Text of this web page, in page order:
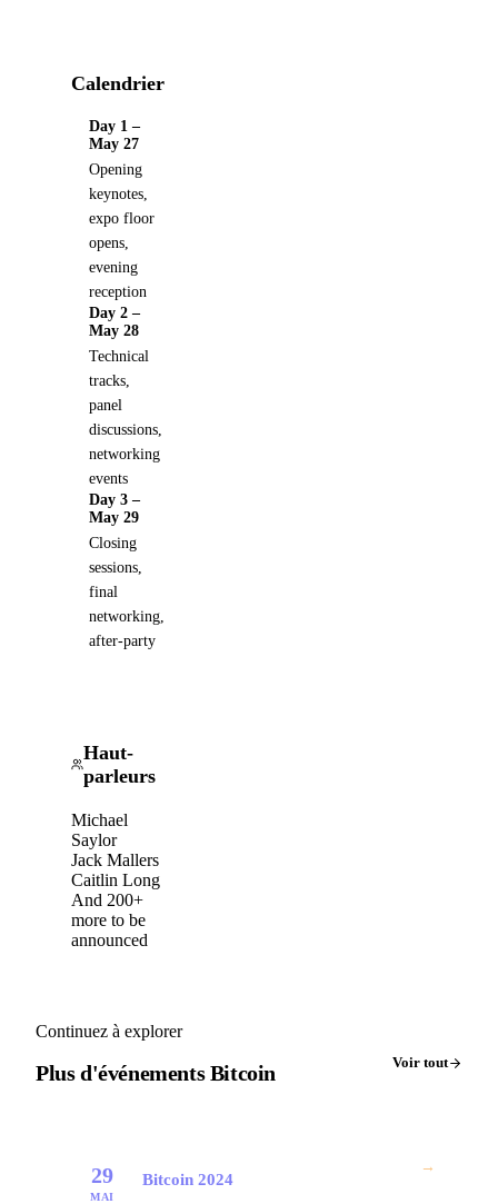
Calendrier
Day 1 –
May 27
Opening
keynotes,
expo floor
opens,
evening
reception
Day 2 –
May 28
Technical
tracks,
panel
discussions,
networking
events
Day 3 –
May 29
Closing
sessions,
final
networking,
after-party
Haut-
parleurs
Michael
Saylor
Jack Mallers
Caitlin Long
And 200+
more to be
announced
Continuez à explorer
Plus d'événements Bitcoin Voir tout
29
MAI
Bitcoin 2024
→